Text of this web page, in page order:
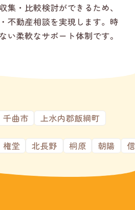
集・比較検討ができるため、
不動産相談を実現します。時
い柔軟なサポート体制です。
千曲市
上水内郡飯綱町
権堂 北長野 桐原 朝陽